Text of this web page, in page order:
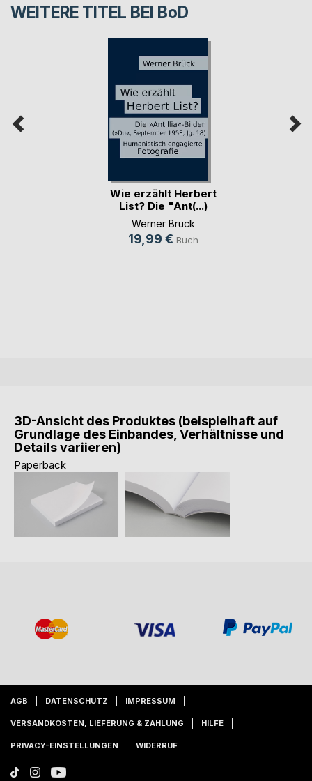
WEITERE TITEL BEI BoD
Wie erzählt Herbert
List? Die "Ant(...)
Werner Brück
19,99 € Buch
3D-Ansicht des Produktes (beispielhaft auf
Grundlage des Einbandes, Verhältnisse und
Details variieren)
Paperback
AGB DATENSCHUTZ IMPRESSUM
VERSANDKOSTEN, LIEFERUNG & ZAHLUNG HILFE
PRIVACY-EINSTELLUNGEN WIDERRUF